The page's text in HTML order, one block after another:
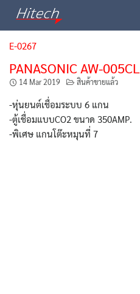
E-0267
PANASONIC AW-005CL
14 Mar 2019 สินค้าขายแล้ว
-หุ่นยนต์เชื่อมระบบ 6 แกน
-ตู้เชื่อมแบบCO2 ขนาด 350AMP.
-พิเศษ แกนโต๊ะหมุนที่ 7